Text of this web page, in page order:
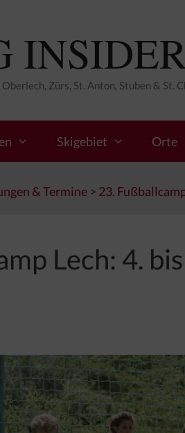
Zürs, St. Anton, Stuben & St.
Skigebiet Orte
& Termine > 23.
Lech: 4.